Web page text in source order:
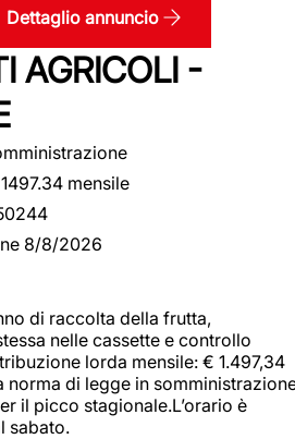
Dettaglio annuncio
AGRICOLI -
1497.34 mensile
8/8/2026
di raccolta della frutta,
nelle cassette e controllo
lorda mensile: € 1.497,34
norma di legge in
il picco stagionale.L’orario è
sabato.